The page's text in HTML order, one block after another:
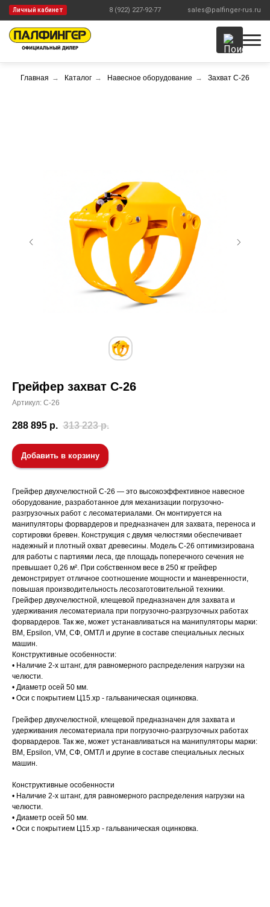
Личный кабинет 8 (922) 227-92-77 sales@palfinger-rus.ru
Главная → Каталог → Навесное оборудование → Захват С-26
Грейфер захват С-26
Артикул: С-26
288 895 р. 313 223 р.
Добавить в корзину
Грейфер двухчелюстной С-26 — это высокоэффективное навесное
оборудование, разработанное для механизации погрузочно-
разгрузочных работ с лесоматериалами. Он монтируется на
манипуляторы форвардеров и предназначен для захвата, переноса и
сортировки бревен. Конструкция с двумя челюстями обеспечивает
надежный и плотный охват древесины. Модель С-26 оптимизирована
для работы с партиями леса, где площадь поперечного сечения не
превышает 0,26 м². При собственном весе в 250 кг грейфер
демонстрирует отличное соотношение мощности и маневренности,
повышая производительность лесозаготовительной техники.
Грейфер двухчелюстной, клещевой предназначен для захвата и
удерживания лесоматериала при погрузочно-разгрузочных работах
форвардеров. Так же, может устанавливаться на манипуляторы марки:
ВМ, Epsilon, VM, СФ, ОМТЛ и другие в составе специальных лесных
машин.
Конструктивные особенности:
• Наличие 2-х штанг, для равномерного распределения нагрузки на
челюсти.
• Диаметр осей 50 мм.
• Оси с покрытием Ц15.хр - гальваническая оцинковка.
Грейфер двухчелюстной, клещевой предназначен для захвата и
удерживания лесоматериала при погрузочно-разгрузочных работах
форвардеров. Так же, может устанавливаться на манипуляторы марки:
ВМ, Epsilon, VM, СФ, ОМТЛ и другие в составе специальных лесных
машин.
Конструктивные особенности
• Наличие 2-х штанг, для равномерного распределения нагрузки на
челюсти.
• Диаметр осей 50 мм.
• Оси с покрытием Ц15.хр - гальваническая оцинковка.